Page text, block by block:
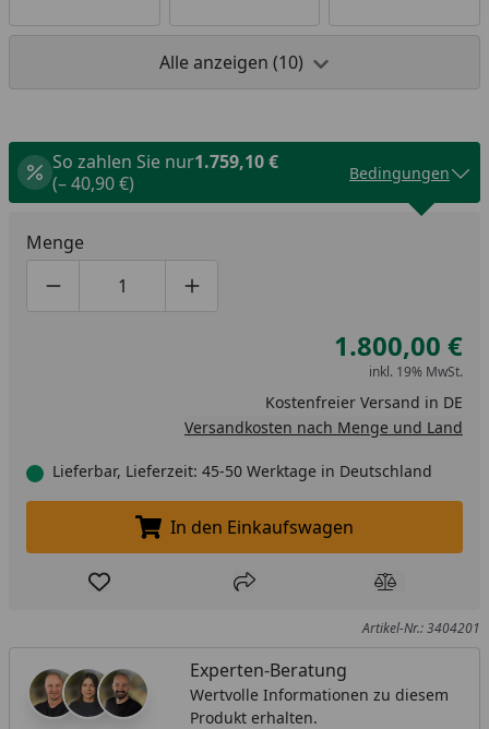
Alle anzeigen (10)
So zahlen Sie nur1.759,10 €
(– 40,90 €)
Bedingungen
Menge
Produktmenge um eins verringern
Produktmenge manuell eingeben
Produktmenge um eins erhöhen
1.800,00 €
inkl. 19% MwSt.
Kostenfreier Versand in DE
Versandkosten nach Menge und Land
Lieferbar, Lieferzeit: 45-50 Werktage in Deutschland
In den Einkaufswagen legen
In den Einkaufswagen
Produkt zur Wunschliste hinzufügen
Teilen Produkt
Artikel-Nr.: 3404201
Experten-Beratung
Wertvolle Informationen zu diesem
Produkt erhalten.